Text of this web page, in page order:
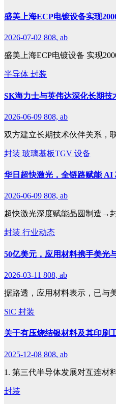
盛美上海ECP电镀设备实现
2026-07-02 808, ab
盛美上海ECP电镀设备 实现
半导体 封装
SK海力士与英伟达深化长期
2026-06-09 808, ab
双方建立长期技术伙伴关系，
封装 玻璃基板TGV 设备
华日超快激光，全链路赋能 AI
2026-06-09 808, ab
超快激光深度赋能晶圆制造→
封装 行业动态
50亿美元，应用材料携手美光
2026-03-11 808, ab
据路透，应用材料表示，已与
SiC 封装
关于有压烧结银材料及其印刷
2025-12-08 808, ab
1. 第三代半导体发展对互连材
封装